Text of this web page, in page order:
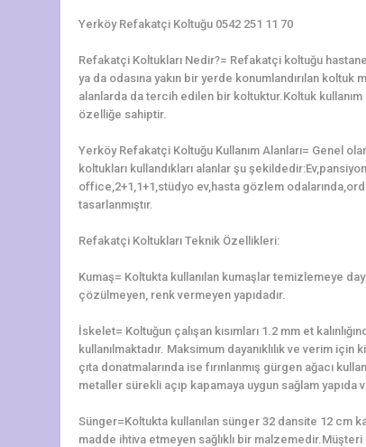
Yerköy Refakatçi Koltuğu 0542 251 11 70
Refakatçi Koltukları Nedir?= Refakatçi koltuğu
ya da odasına yakın bir yerde konumlandırılan
alanlarda da tercih edilen bir koltuktur.Koltuk kullanım
özelliğe sahiptir.
Yerköy Refakatçi Koltuğu Kullanım Alanları= Genel
koltukları kullandıkları alanlar şu
office,2+1,1+1,stüdyo ev,hasta gözlem
tasarlanmıştır.
Refakatçi Koltukları Teknik Özellikleri:
Kumaş= Koltukta kullanılan kumaşlar temizlemeye
çözülmeyen, renk vermeyen yapıdadır.
İskelet= Koltuğun çalışan kısımları 1.2 mm et
kullanılmaktadır. Maksimum dayanıklılık ve verim
çıta donatmalarında ise fırınlanmış gürgen ağacı
metaller sürekli açıp kapamaya uygun sağlam
Sünger=Koltukta kullanılan sünger 32 dansite 12 cm
madde ihtiva etmeyen sağlıklı bir